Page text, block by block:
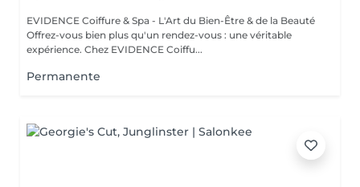
EVIDENCE Coiffure & Spa - L'Art du Bien-Être & de la Beauté
Offrez-vous bien plus qu'un rendez-vous : une véritable
expérience. Chez EVIDENCE Coiffu...
Permanente